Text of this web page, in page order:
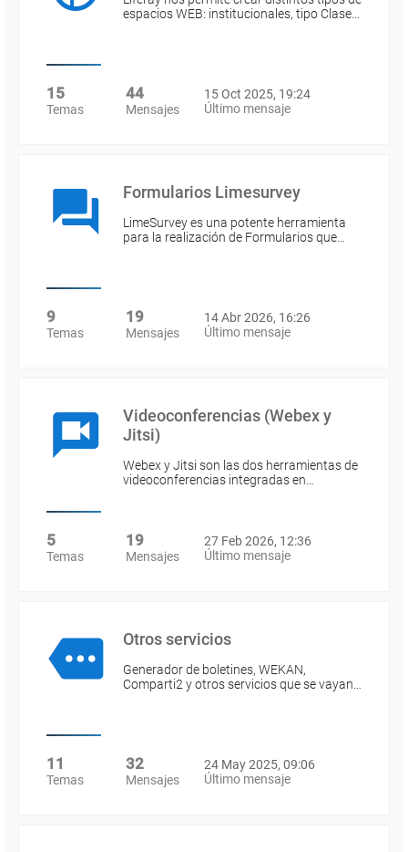
espacios WEB: institucionales, tipo Clase…
15
Temas
44
Mensajes
15 Oct 2025, 19:24
Último mensaje
Formularios Limesurvey
LimeSurvey es una potente herramienta
para la realización de Formularios que…
9
Temas
19
Mensajes
14 Abr 2026, 16:26
Último mensaje
Videoconferencias (Webex y
Jitsi)
Webex y Jitsi son las dos herramientas de
videoconferencias integradas en…
5
Temas
19
Mensajes
27 Feb 2026, 12:36
Último mensaje
Otros servicios
Generador de boletines, WEKAN,
Comparti2 y otros servicios que se vayan…
11
Temas
32
Mensajes
24 May 2025, 09:06
Último mensaje